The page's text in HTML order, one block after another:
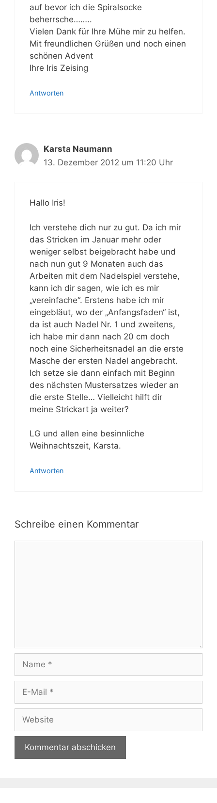
auf bevor ich die Spiralsocke
beherrsche……..
Vielen Dank für Ihre Mühe mir zu helfen.
Mit freundlichen Grüßen und noch einen
schönen Advent
Ihre Iris Zeising
Antworten
Karsta Naumann
13. Dezember 2012 um 11:20 Uhr
Hallo Iris!
Ich verstehe dich nur zu gut. Da ich mir
das Stricken im Januar mehr oder
weniger selbst beigebracht habe und
nach nun gut 9 Monaten auch das
Arbeiten mit dem Nadelspiel verstehe,
kann ich dir sagen, wie ich es mir
„vereinfache“. Erstens habe ich mir
eingebläut, wo der „Anfangsfaden“ ist,
da ist auch Nadel Nr. 1 und zweitens,
ich habe mir dann nach 20 cm doch
noch eine Sicherheitsnadel an die erste
Masche der ersten Nadel angebracht.
Ich setze sie dann einfach mit Beginn
des nächsten Mustersatzes wieder an
die erste Stelle… Vielleicht hilft dir
meine Strickart ja weiter?
LG und allen eine besinnliche
Weihnachtszeit, Karsta.
Antworten
Schreibe einen Kommentar
Name
Website